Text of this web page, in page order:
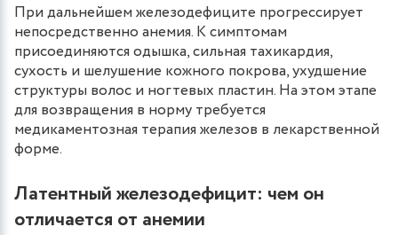
При дальнейшем железодефиците прогрессирует
непосредственно анемия. К симптомам
присоединяются одышка, сильная тахикардия,
сухость и шелушение кожного покрова, ухудшение
структуры волос и ногтевых пластин. На этом этапе
для возвращения в норму требуется
медикаментозная терапия железов в лекарственной
форме.
Латентный железодефицит: чем он
отличается от анемии